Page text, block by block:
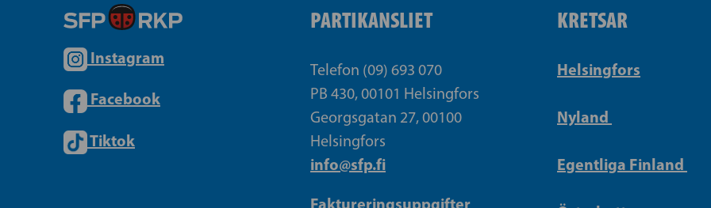
Instagram
Facebook
Tiktok
PARTIKANSLIET
Telefon (09) 693 070
PB 430, 00101 Helsingfors
Georgsgatan 27, 00100
Helsingfors
info@sfp.fi
Faktureringsuppgifter
KRETSAR
Helsingfors
Nyland
Egentliga Finland